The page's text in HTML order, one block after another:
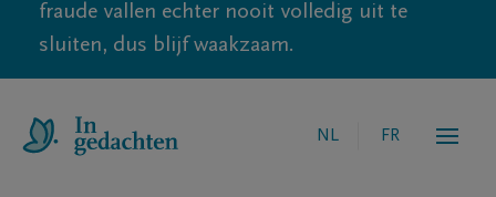
fraude vallen echter nooit volledig uit te
sluiten, dus blijf waakzaam.
NL FR